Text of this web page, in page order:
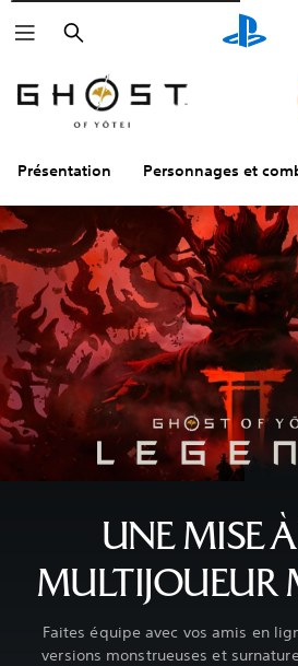
Rechercher
Présentation Personnages et
UNE MISE
MULTIJOUEUR
Faites équipe avec vos amis en
versions monstrueuses et